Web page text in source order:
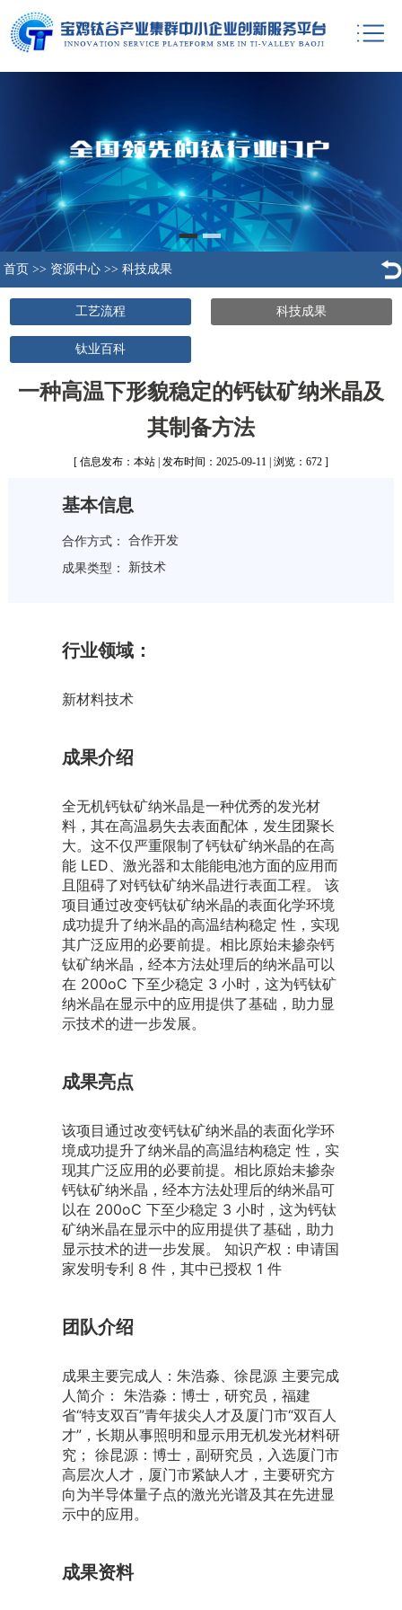
首页 >> 资源中心 >> 科技成果
工艺流程 科技成果
钛业百科
一种高温下形貌稳定的钙钛矿纳米晶及
其制备方法
[ 信息发布：本站 | 发布时间：2025-09-11 | 浏览：672 ]
基本信息
合作方式： 合作开发
成果类型：
新技术
行业领域：
新材料技术
成果介绍
全无机钙钛矿纳米晶是一种优秀的发光材
料，其在高温易失去表面配体，发生团聚长
大。这不仅严重限制了钙钛矿纳米晶的在高
能 LED、激光器和太能能电池方面的应用而
且阻碍了对钙钛矿纳米晶进行表面工程。 该
项目通过改变钙钛矿纳米晶的表面化学环境
成功提升了纳米晶的高温结构稳定 性，实现
其广泛应用的必要前提。相比原始未掺杂钙
钛矿纳米晶，经本方法处理后的纳米晶可以
在 200oC 下至少稳定 3 小时，这为钙钛矿
纳米晶在显示中的应用提供了基础，助力显
示技术的进一步发展。
成果亮点
该项目通过改变钙钛矿纳米晶的表面化学环
境成功提升了纳米晶的高温结构稳定 性，实
现其广泛应用的必要前提。相比原始未掺杂
钙钛矿纳米晶，经本方法处理后的纳米晶可
以在 200oC 下至少稳定 3 小时，这为钙钛
矿纳米晶在显示中的应用提供了基础，助力
显示技术的进一步发展。 知识产权：申请国
家发明专利 8 件，其中已授权 1 件
团队介绍
成果主要完成人：朱浩淼、徐昆源 主要完成
人简介： 朱浩淼：博士，研究员，福建
省“特支双百”青年拔尖人才及厦门市“双百人
才”，长期从事照明和显示用无机发光材料研
究； 徐昆源：博士，副研究员，入选厦门市
高层次人才，厦门市紧缺人才，主要研究方
向为半导体量子点的激光光谱及其在先进显
示中的应用。
成果资料